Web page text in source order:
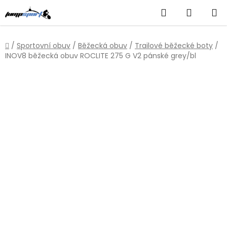
na
obsah
Hledat
KOŠÍK
Domů
/ Sportovní obuv / Běžecká obuv / Trailové běžecké boty /
INOV8 běžecká obuv ROCLITE 275 G V2 pánské grey/bl